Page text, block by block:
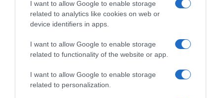
I want to allow Google to enable storage
related to analytics like cookies on web or
device identifiers in apps.
I want to allow Google to enable storage
related to functionality of the website or app.
I want to allow Google to enable storage
related to personalization.